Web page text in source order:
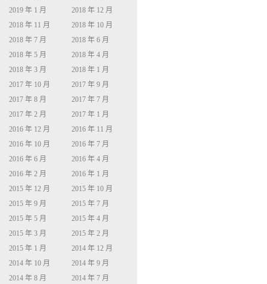
2019 年 1 月
2018 年 12 月
2018 年 11 月
2018 年 10 月
2018 年 7 月
2018 年 6 月
2018 年 5 月
2018 年 4 月
2018 年 3 月
2018 年 1 月
2017 年 10 月
2017 年 9 月
2017 年 8 月
2017 年 7 月
2017 年 2 月
2017 年 1 月
2016 年 12 月
2016 年 11 月
2016 年 10 月
2016 年 7 月
2016 年 6 月
2016 年 4 月
2016 年 2 月
2016 年 1 月
2015 年 12 月
2015 年 10 月
2015 年 9 月
2015 年 7 月
2015 年 5 月
2015 年 4 月
2015 年 3 月
2015 年 2 月
2015 年 1 月
2014 年 12 月
2014 年 10 月
2014 年 9 月
2014 年 8 月
2014 年 7 月